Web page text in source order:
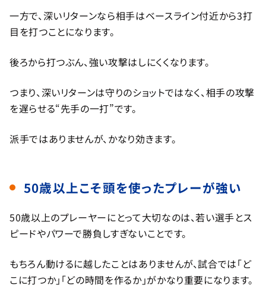
一方で、深いリターンなら相手はベースライン付近から3打
目を打つことになります。
後ろから打つぶん、強い攻撃はしにくくなります。
つまり、深いリターンは守りのショットではなく、相手の攻撃
を遅らせる“先手の一打”です。
派手ではありませんが、かなり効きます。
50歳以上こそ頭を使ったプレーが強い
50歳以上のプレーヤーにとって大切なのは、若い選手とス
ピードやパワーで勝負しすぎないことです。
もちろん動けるに越したことはありませんが、試合では「ど
こに打つか」「どの時間を作るか」がかなり重要になります。